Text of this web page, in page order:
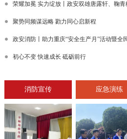
聚势同频谋远略 勠力同心启新程
初心不变 快速成长 砥砺前行
消防宣传 应急演练